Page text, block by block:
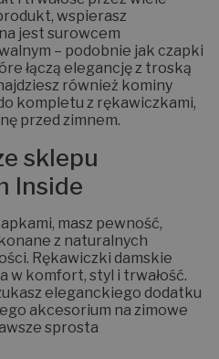
wspierasz
jest surowcem
– podobnie jak czapki
łączą elegancję z troską
również kominy
kompletu z rękawiczkami,
przed zimnem.
sklepu
Inside
masz pewność,
z naturalnych
Rękawiczki damskie
w komfort, styl i trwałość.
eleganckiego dodatku
akcesorium na zimowe
sprosta